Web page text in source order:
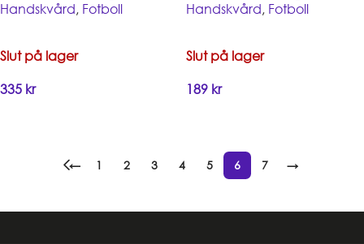
Handskvård, Fotboll
Slut på lager
335 kr
Handskvård, Fotboll
Slut på lager
189 kr
← 1 2 3 4 5 6 7 →